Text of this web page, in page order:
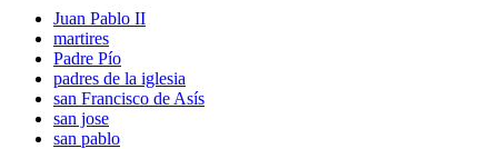
Juan Pablo II
martires
Padre Pío
padres de la iglesia
san Francisco de Asís
san jose
san pablo